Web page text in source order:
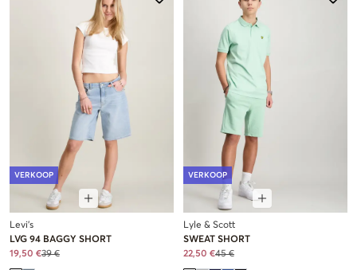
VERKOOP
Levi's
LVG 94 BAGGY SHORT
19,50 €39 €
VERKOOP
Lyle & Scott
SWEAT SHORT
22,50 €45 €